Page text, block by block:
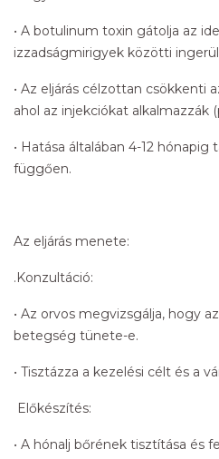
• A botulinum toxin gátolja az
izzadságmirigyek közötti
• Az eljárás célzottan csökkenti
ahol az injekciókat alkalmazzák
• Hatása általában 4-12
függően.
Az eljárás menete:
.Konzultáció:
• Az orvos megvizsgálja, hogy
betegség tünete-e.
• Tisztázza a kezelési célt és a
Előkészítés:
• A hónalj bőrének tisztítása és